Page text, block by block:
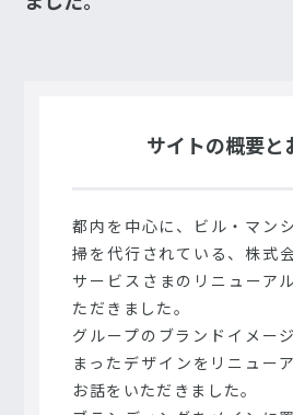
サイトの概要と
都内を中心に、ビル・マン
掃を代行されている、株式
サービスさまのリニューア
ただきました。
グループのブランドイメー
まったデザインをリニュー
お話をいただきました。